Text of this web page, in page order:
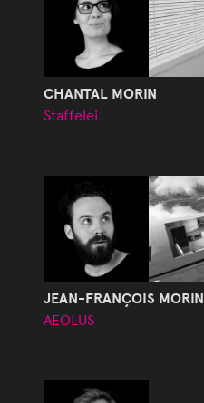
CHANTAL MORIN
Staffelei
JEAN-FRANÇOIS MORIN
AEOLUS